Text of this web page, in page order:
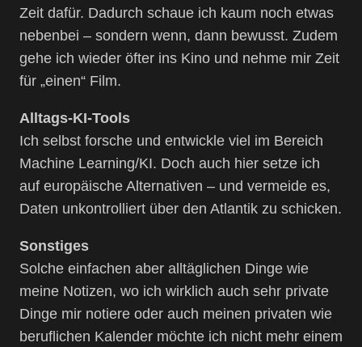
Zeit dafür. Dadurch schaue ich kaum noch etwas
nebenbei – sondern wenn, dann bewusst. Zudem
gehe ich wieder öfter ins Kino und nehme mir Zeit
für „einen“ Film.
Alltags-KI-Tools
Ich selbst forsche und entwickle viel im Bereich
Machine Learning/KI. Doch auch hier setze ich
auf europäische Alternativen – und vermeide es,
Daten unkontrolliert über den Atlantik zu schicken.
Sonstiges
Solche einfachen aber alltäglichen Dinge wie
meine Notizen, wo ich wirklich auch sehr private
Dinge mir notiere oder auch meinen privaten wie
beruflichen Kalender möchte ich nicht mehr einem